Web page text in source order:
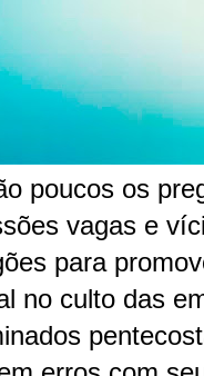
poucos os
vagas e
para
no culto das